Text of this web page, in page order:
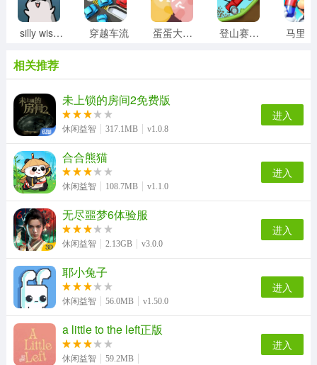
silly wisher最新版 穿越车流 蛋蛋大乱斗 登山赛车1老旧版
相关推荐
未上锁的房间2免费版
休闲益智 317.1MB v1.0.8
进入
合合熊猫
休闲益智 108.7MB v1.1.0
进入
无尽噩梦6体验服
休闲益智 2.13GB v3.0.0
进入
耶小兔子
休闲益智 56.0MB v1.50.0
进入
a little to the left正版
休闲益智 59.2MB
进入